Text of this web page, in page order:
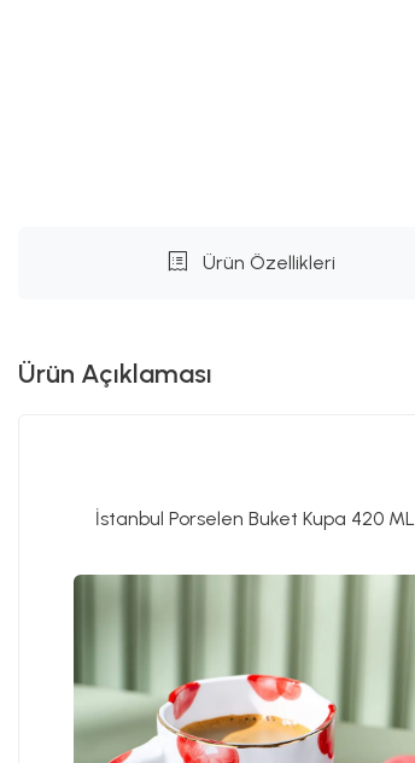
Ürün Özellikleri
Ürün Açıklaması
İstanbul Porselen Buket Kupa 420 ML